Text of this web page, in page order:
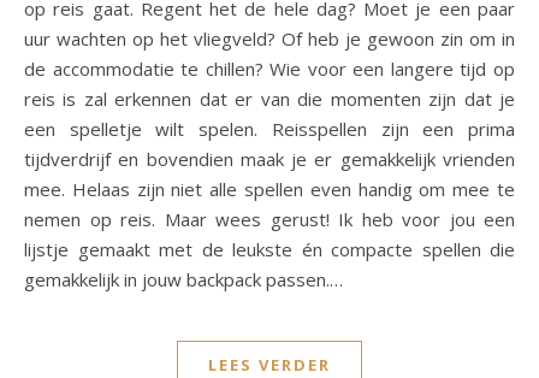
op reis gaat. Regent het de hele dag? Moet je een paar
uur wachten op het vliegveld? Of heb je gewoon zin om in
de accommodatie te chillen? Wie voor een langere tijd op
reis is zal erkennen dat er van die momenten zijn dat je
een spelletje wilt spelen. Reisspellen zijn een prima
tijdverdrijf en bovendien maak je er gemakkelijk vrienden
mee. Helaas zijn niet alle spellen even handig om mee te
nemen op reis. Maar wees gerust! Ik heb voor jou een
lijstje gemaakt met de leukste én compacte spellen die
gemakkelijk in jouw backpack passen.…
LEES VERDER